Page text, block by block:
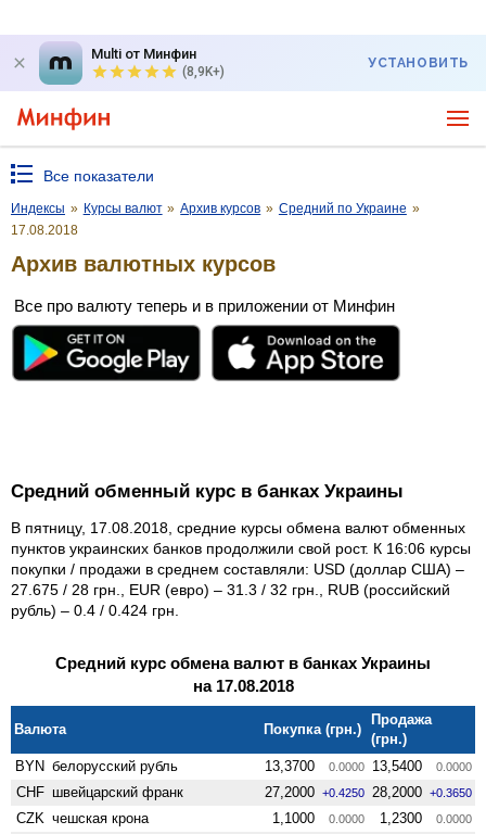
Multi от Минфин
(8,9K+)
УСТАНОВИТЬ
Все показатели
Индексы » Курсы валют » Архив курсов » Средний по Украине »
17.08.2018
Архив валютных курсов
Все про валюту теперь и в приложении от Минфин
Средний обменный курс в банках Украины
В пятницу, 17.08.2018, средние курсы обмена валют обменных
пунктов украинских банков продолжили свой рост. К 16:06 курсы
покупки / продажи в среднем составляли: USD (доллар США) –
27.675 / 28 грн., EUR (евро) – 31.3 / 32 грн., RUB (российский
рубль) – 0.4 / 0.424 грн.
Средний курс обмена валют в банках Украины
на 17.08.2018
Валюта Покупка (грн.)
Продажа
(грн.)
BYN белорусский рубль 13,3700 0.0000 13,5400 0.0000
CHF швейцарский франк 27,2000 +0.4250 28,2000 +0.3650
CZK чешская крона 1,1000 0.0000 1,2300 0.0000